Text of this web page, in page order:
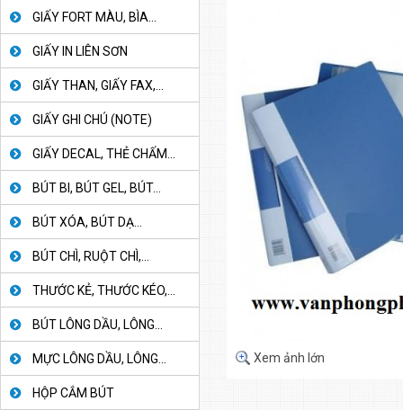
GIẤY FORT MÀU, BÌA...
GIẤY IN LIÊN SƠN
GIẤY THAN, GIẤY FAX,...
GIẤY GHI CHÚ (NOTE)
GIẤY DECAL, THẺ CHẤM...
BÚT BI, BÚT GEL, BÚT...
BÚT XÓA, BÚT DẠ...
BÚT CHÌ, RUỘT CHÌ,...
THƯỚC KẺ, THƯỚC KÉO,...
BÚT LÔNG DẦU, LÔNG...
MỰC LÔNG DẦU, LÔNG...
HỘP CẮM BÚT
Xem ảnh lớn